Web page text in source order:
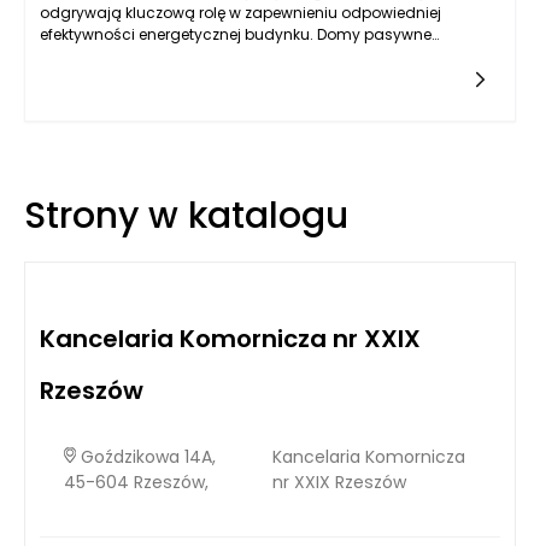
odgrywają kluczową rolę w zapewnieniu odpowiedniej
efektywności energetycznej budynku. Domy pasywne
współczynnik przenikania ciepła, który powinien być jak
najniższy, aby sprostać wymaganiom budownictwa
Strony w katalogu
Kancelaria Komornicza nr XXIX
Rzeszów
Goździkowa 14A,
45-604 Rzeszów,
Kancelaria Komornicza
nr XXIX Rzeszów